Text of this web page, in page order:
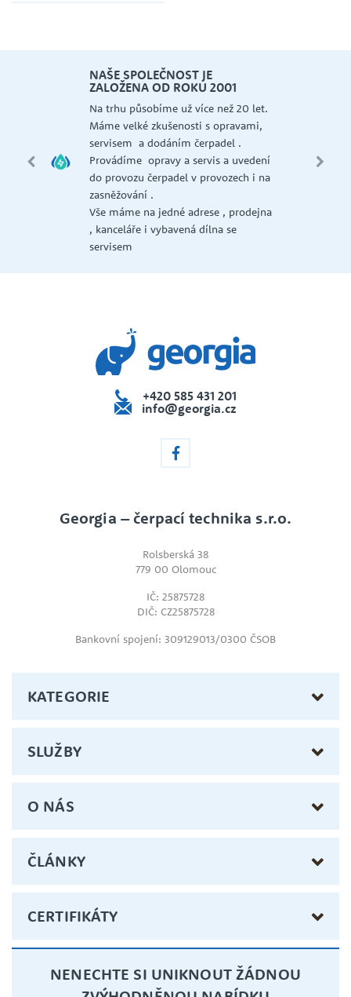
NAŠE SPOLEČNOST JE
ZALOŽENA OD ROKU 2001
Na trhu působíme už více než 20 let.
Máme velké zkušenosti s opravami,
servisem a dodáním čerpadel .
Provádíme opravy a servis a uvedení
do provozu čerpadel v provozech i na
zasněžování .
Vše máme na jedné adrese , prodejna
, kanceláře i vybavená dílna se
servisem
+420 585 431 201
info@georgia.cz
Georgia – čerpací technika s.r.o.
Rolsberská 38
779 00 Olomouc
IČ: 25875728
DIČ: CZ25875728
Bankovní spojení: 309129013/0300 ČSOB
KATEGORIE
SLUŽBY
O NÁS
ČLÁNKY
CERTIFIKÁTY
NENECHTE SI UNIKNOUT ŽÁDNOU